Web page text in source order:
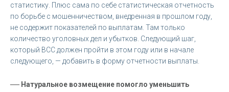
статистику. Плюс сама по себе статистическая отчетность
по борьбе с мошенничеством, внедренная в прошлом году,
не содержит показателей по выплатам. Там только
количество уголовных дел и убытков. Следующий шаг,
который ВСС должен пройти в этом году или в начале
следующего, — добавить в форму отчетности выплаты.
— Натуральное возмещение помогло уменьшить